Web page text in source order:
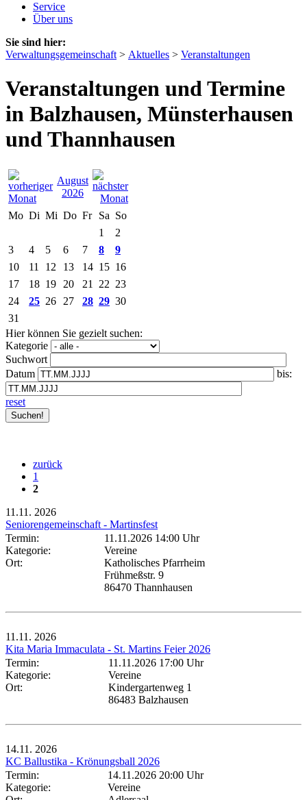
Service
Über uns
Sie sind hier:
Verwaltungsgemeinschaft > Aktuelles > Veranstaltungen
Veranstaltungen und Termine
in Balzhausen, Münsterhausen
und Thannhausen
August
2026
Mo Di Mi Do Fr Sa So
1
2
3
4 5 6 7 8
9
10
11 12 13 14 15 16
17
18 19 20 21 22 23
24
25 26 27 28 29 30
31
Hier können Sie gezielt suchen:
Kategorie
Suchwort
Datum
bis:
reset
zurück
1
2
11.11. 2026
Seniorengemeinschaft - Martinsfest
Termin:
11.11.2026 14:00 Uhr
Kategorie:
Vereine
Ort:
Katholisches Pfarrheim
Frühmeßstr. 9
86470 Thannhausen
11.11. 2026
Kita Maria Immaculata - St. Martins Feier 2026
Termin:
11.11.2026 17:00 Uhr
Kategorie:
Vereine
Ort:
Kindergartenweg 1
86483 Balzhausen
14.11. 2026
KC Ballustika - Krönungsball 2026
Termin:
14.11.2026 20:00 Uhr
Kategorie:
Vereine